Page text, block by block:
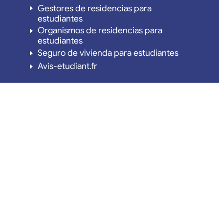
Gestores de residencias para
estudiantes
Organismos de residencias para
estudiantes
Seguro de vivienda para estudiantes
Avis-etudiant.fr